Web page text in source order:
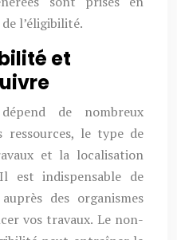
l’éligibilité.
et
de nombreux
ressources, le type de
et la localisation
est indispensable de
des organismes
vos travaux. Le non-